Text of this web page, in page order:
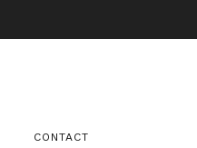
CONTACT